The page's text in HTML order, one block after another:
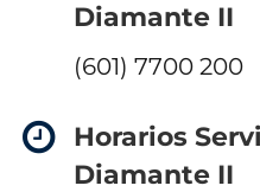
Diamante II
(601) 7700 200
Horarios
Diamante II